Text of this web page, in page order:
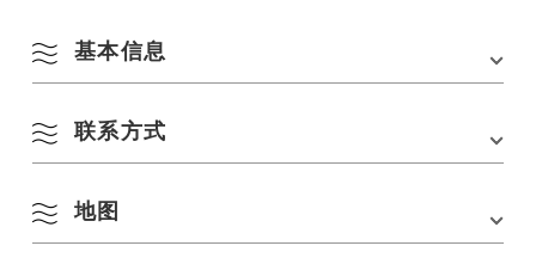
基本信息
地址
交通方式
联系方式
长门市观光会议协会
地图